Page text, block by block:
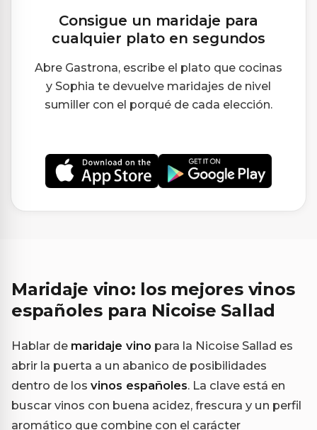
Consigue un maridaje para
cualquier plato en segundos
Abre Gastrona, escribe el plato que cocinas
y Sophia te devuelve maridajes de nivel
sumiller con el porqué de cada elección.
Maridaje vino: los mejores vinos
españoles para Nicoise Sallad
Hablar de maridaje vino para la Nicoise Sallad es
abrir la puerta a un abanico de posibilidades
dentro de los vinos españoles. La clave está en
buscar vinos con buena acidez, frescura y un perfil
aromático que combine con el carácter